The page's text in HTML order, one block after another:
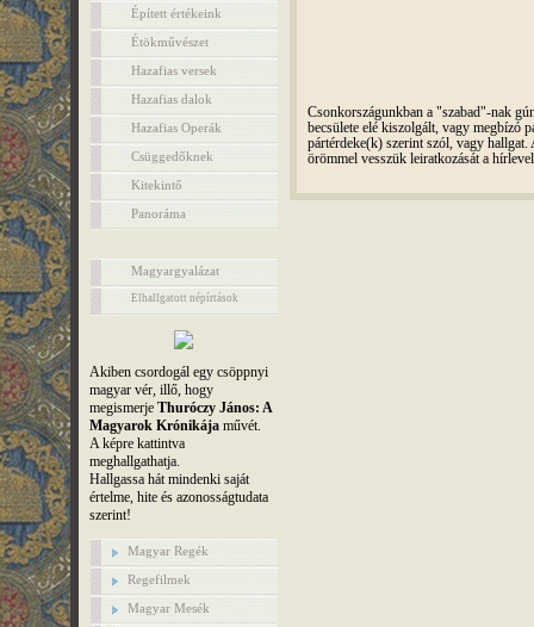
Épített értékeink
Étökművészet
Hazafias versek
Hazafias dalok
Hazafias Operák
Csüggedőknek
Kitekintő
Panoráma
Magyargyalázat
Elhallgatott népírtások
Akiben csordogál egy csöppnyi
magyar vér, illő, hogy
megismerjeThuróczy János: A
Magyarok Krónikája művét.
A képre kattintva
meghallgathatja.
Hallgassa hát mindenki saját
értelme, hite és azonosságtudata
szerint!
Magyar Regék
Regefilmek
Magyar Mesék
Csonkországunkban a "szabad"-nak
becsülete elé kiszolgált, vagy megbízó
pártérdeke(k) szerint szól, vagy
örömmel vesszük leiratkozását a